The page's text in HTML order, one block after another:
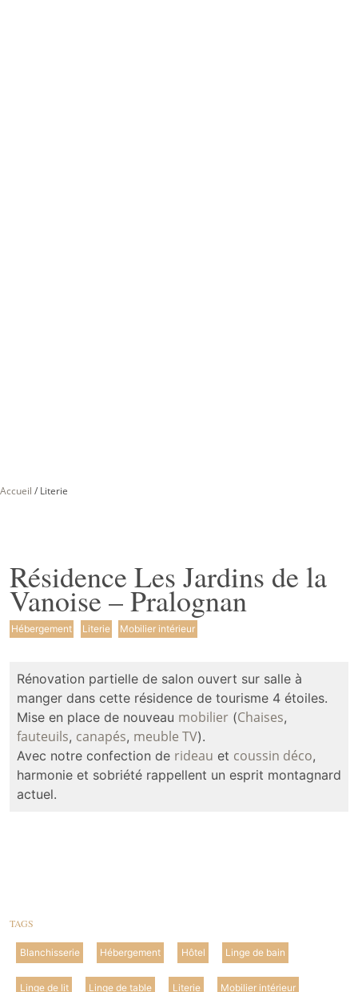
Accueil / Literie
Résidence Les Jardins de la
Vanoise – Pralognan
Hébergement Literie Mobilier intérieur
Rénovation partielle de salon ouvert sur salle à
manger dans cette résidence de tourisme 4 étoiles.
Mise en place de nouveau mobilier (Chaises,
fauteuils, canapés, meuble TV).
Avec notre confection de rideau et coussin déco,
harmonie et sobriété rappellent un esprit montagnard
actuel.
TAGS
Blanchisserie Hébergement Hôtel Linge de bain
Linge de lit Linge de table Literie Mobilier intérieur